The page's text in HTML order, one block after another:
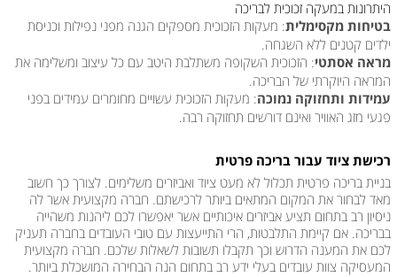
היתרונות במעקה זכוכית לבריכה
בטיחות מקסימלית: מעקות הזכוכית מספקים הגנה מפני נפילות וכניסת
ילדים קטנים ללא השגחה.
מראה אסתטי: הזכוכית השקופה משתלבת היטב עם כל עיצוב ומשלימה את
המראה היוקרתי של הבריכה.
עמידות ותחזוקה נמוכה: מעקות הזכוכית עשויים מחומרים עמידים בפני
פגעי מזג האוויר ואינם דורשים תחזוקה רבה.
רכישת ציוד עבור בריכה פרטית
בניית בריכה פרטית תכלול לא מעט ציוד ואביזרים משלימים. לצורך כך חשוב
מאד לבחור את המקום המתאים ביותר לרכישתם. חברה מקצועית אשר לה
ניסיון רב בתחום תציע אביזרים איכותיים אשר יאפשרו לכם ליהנות משהייה
בבריכה. אם קיימת התלבטות, הרי התייעצות עם טובי העובדים בחברה תעניק
לכם את המענה הדרוש וכך תקבלו תשובות לשאלות שלכם. חברה מקצועית
המעסיקה צוות עובדים בעלי ידע רב בתחום הנה הבחירה המושכלת ביותר.